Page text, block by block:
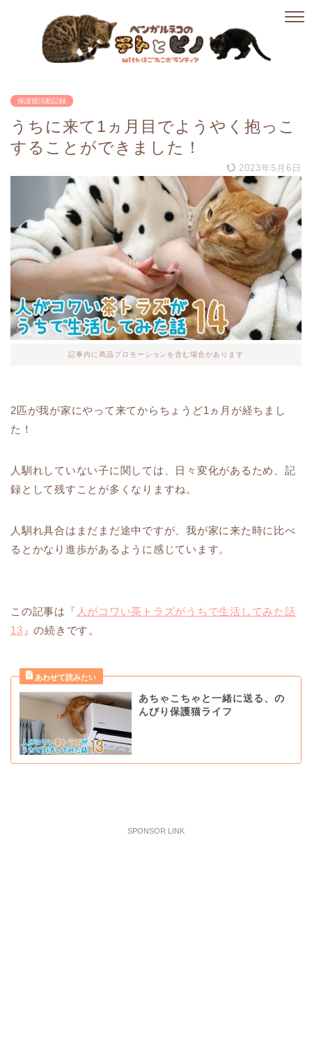
保護猫活動記録
うちに来て1ヵ月目でようやく抱っこ
することができました！
2023年5月6日
記事内に商品プロモーションを含む場合があります
2匹が我が家にやって来てからちょうど1ヵ月が経ちまし
た！
人馴れしていない子に関しては、日々変化があるため、記
録として残すことが多くなりますね。
人馴れ具合はまだまだ途中ですが、我が家に来た時に比べ
るとかなり進歩があるように感じています。
この記事は「 人がコワい茶トラズがうちで生活してみた話
13 」の続きです。
あちゃこちゃと一緒に送る、の
んびり保護猫ライフ
SPONSOR LINK